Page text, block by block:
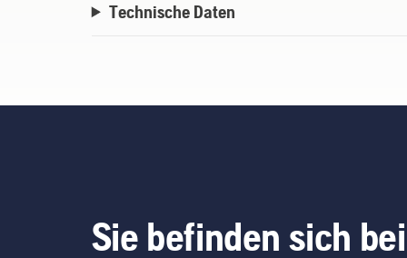
Technische Daten
Sie befinden sich bei